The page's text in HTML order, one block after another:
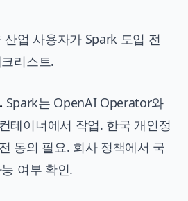
산업 사용자가 Spark 도입 전
리스트.
Spark는 OpenAI Operator와
테이너에서 작업. 한국 개인정
동의 필요. 회사 정책에서 국
여부 확인.